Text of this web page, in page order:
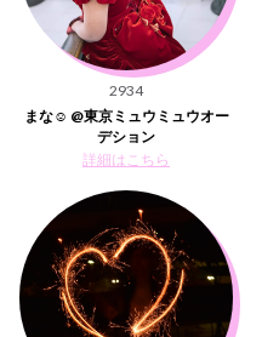
2934
まな☺︎ @東京ミュウミュウオー
デション
詳細はこちら